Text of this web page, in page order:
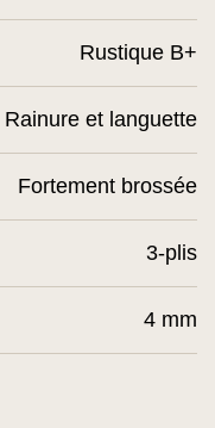
Rustique B+
Rainure et languette
Fortement brossée
3-plis
4 mm